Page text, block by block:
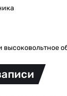
высоковольтное